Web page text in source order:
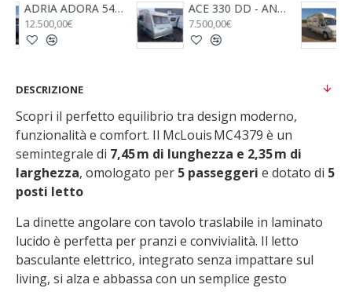
ACE 330 DD - ANNO 2009
7.500,00€
ADRIA CORAL S 680 SP - 2005
26.600,00€
DESCRIZIONE
Scopri il perfetto equilibrio tra design moderno,
funzionalità e comfort. Il McLouis MC4 379 è un
semintegrale di 7,45 m di lunghezza e 2,35 m di
larghezza, omologato per 5 passeggeri e dotato di 5
posti letto
La dinette angolare con tavolo traslabile in laminato
lucido è perfetta per pranzi e convivialità. Il letto
basculante elettrico, integrato senza impattare sul
living, si alza e abbassa con un semplice gesto